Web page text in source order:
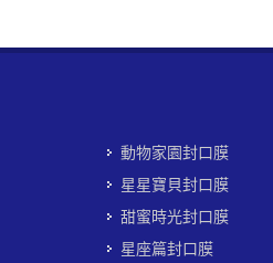
動物家園封口膜
星星寶貝封口膜
甜蜜時光封口膜
星座篇封口膜